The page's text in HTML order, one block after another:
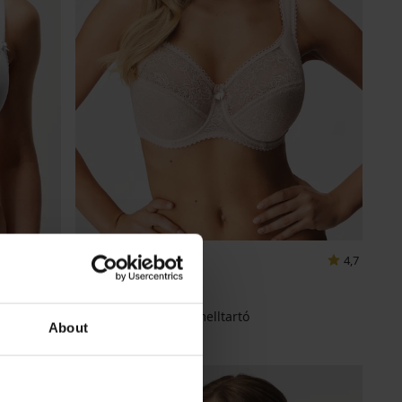
About
4,7
Lira részben bélelt melltartó
19 990 Ft